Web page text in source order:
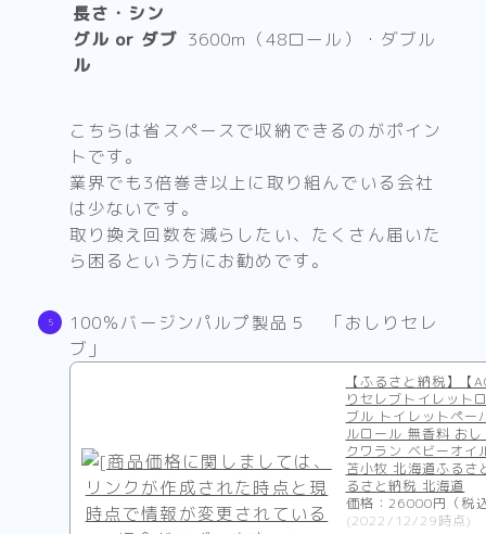
長さ・シン
グル or ダブ
ル
3600m（48ロール）・ダブル
こちらは省スペースで収納できるのがポイン
トです。
業界でも3倍巻き以上に取り組んでいる会社
は少ないです。
取り換え回数を減らしたい、たくさん届いた
ら困るという方にお勧めです。
100％バージンパルプ製品５ 「おしりセレ
ブ」
【ふるさと納税】【
りセレブトイレッ
ブル トイレットペー
ルロール 無香料 お
クワラン ベビーオ
苫小牧 北海道ふるさ
るさと納税 北海道
価格：26000円（税
(2022/12/29時点)